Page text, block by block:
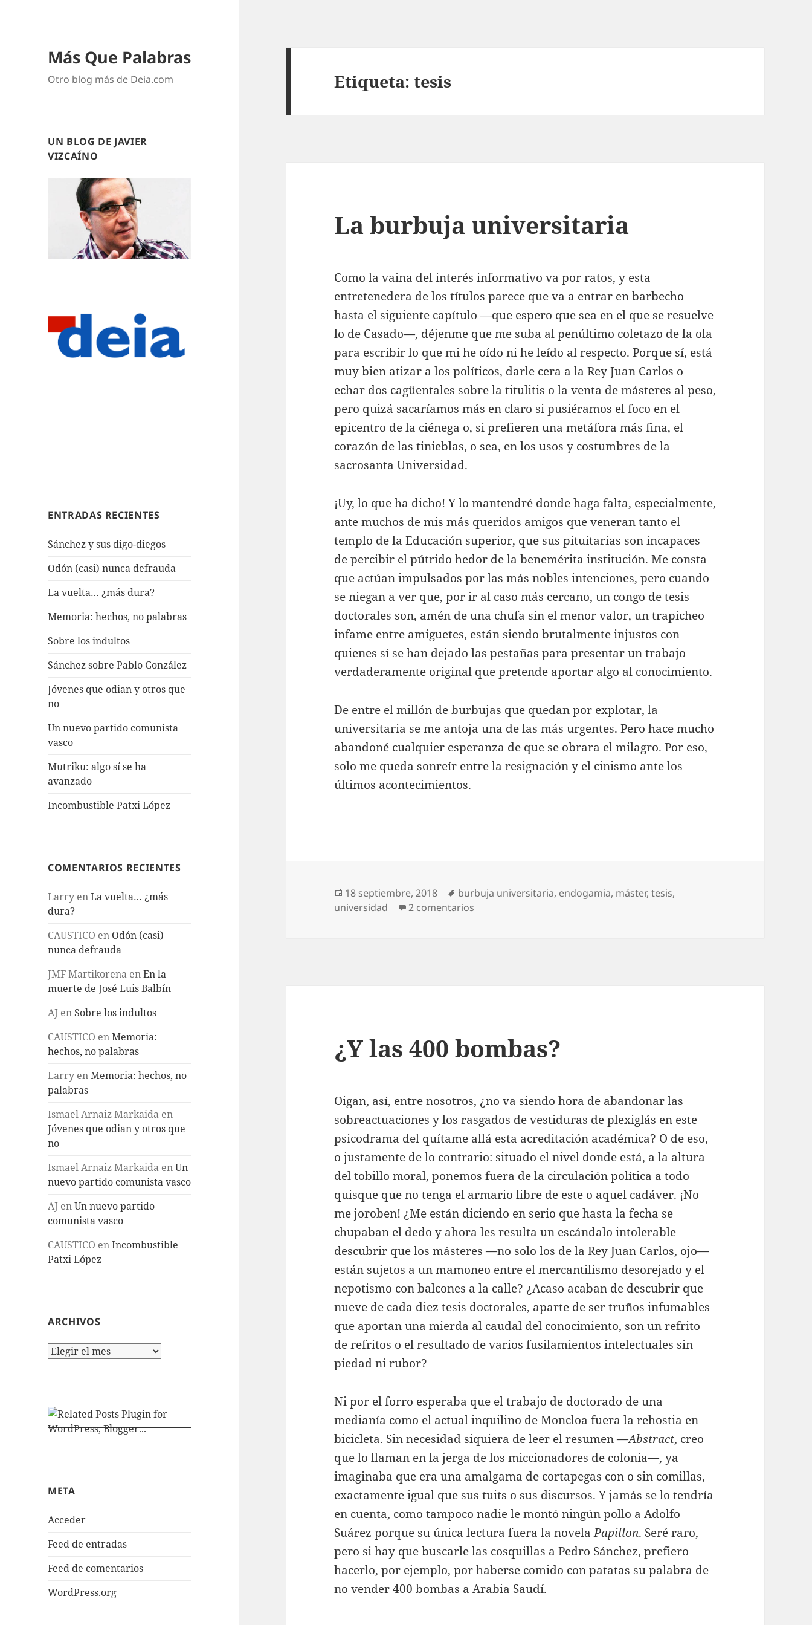
Más Que Palabras
Otro blog más de Deia.com
UN BLOG DE JAVIER
VIZCAÍNO
ENTRADAS RECIENTES
Sánchez y sus digo-diegos
Odón (casi) nunca defrauda
La vuelta… ¿más dura?
Memoria: hechos, no palabras
Sobre los indultos
Sánchez sobre Pablo González
Jóvenes que odian y otros que
no
Un nuevo partido comunista
vasco
Mutriku: algo sí se ha
avanzado
Incombustible Patxi López
COMENTARIOS RECIENTES
Larry enLa vuelta… ¿más
dura?
CAUSTICO en Odón (casi)
nunca defrauda
JMF Martikorena enEn la
muerte de José Luis Balbín
AJ en Sobre los indultos
CAUSTICO enMemoria:
hechos, no palabras
Larry enMemoria: hechos, no
palabras
Ismael Arnaiz Markaida en
Jóvenes que odian y otros que
no
Ismael Arnaiz Markaida enUn
nuevo partido comunista vasco
AJ enUn nuevo partido
comunista vasco
CAUSTICO enIncombustible
Patxi López
ARCHIVOS
Archivos
META
Acceder
Feed de entradas
Feed de comentarios
WordPress.org
Etiqueta:tesis
La burbuja universitaria
Como la vaina del interés informativo va por ratos, y esta
entretenedera de los títulos parece que va a entrar en barbecho
hasta el siguiente capítulo —que espero que sea en el que se resuelve
lo de Casado—, déjenme que me suba al penúltimo coletazo de la ola
para escribir lo que mi he oído ni he leído al respecto. Porque sí, está
muy bien atizar a los políticos, darle cera a la Rey Juan Carlos o
echar dos cagüentales sobre la titulitis o la venta de másteres al peso,
pero quizá sacaríamos más en claro si pusiéramos el foco en el
epicentro de la ciénega o, si prefieren una metáfora más fina, el
corazón de las tinieblas, o sea, en los usos y costumbres de la
sacrosanta Universidad.
¡Uy, lo que ha dicho! Y lo mantendré donde haga falta, especialmente,
ante muchos de mis más queridos amigos que veneran tanto el
templo de la Educación superior, que sus pituitarias son incapaces
de percibir el pútrido hedor de la benemérita institución. Me consta
que actúan impulsados por las más nobles intenciones, pero cuando
se niegan a ver que, por ir al caso más cercano, un congo de tesis
doctorales son, amén de una chufa sin el menor valor, un trapicheo
infame entre amiguetes, están siendo brutalmente injustos con
quienes sí se han dejado las pestañas para presentar un trabajo
verdaderamente original que pretende aportar algo al conocimiento.
De entre el millón de burbujas que quedan por explotar, la
universitaria se me antoja una de las más urgentes. Pero hace mucho
abandoné cualquier esperanza de que se obrara el milagro. Por eso,
solo me queda sonreír entre la resignación y el cinismo ante los
últimos acontecimientos.
Publicado
el
18 septiembre, 2018 Etiquetas
burbuja universitaria, endogamia, máster,tesis,
universidad
2 comentarios
¿Y las 400 bombas?
Oigan, así, entre nosotros, ¿no va siendo hora de abandonar las
sobreactuaciones y los rasgados de vestiduras de plexiglás en este
psicodrama del quítame allá esta acreditación académica? O de eso,
o justamente de lo contrario: situado el nivel donde está, a la altura
del tobillo moral, ponemos fuera de la circulación política a todo
quisque que no tenga el armario libre de este o aquel cadáver. ¡No
me joroben! ¿Me están diciendo en serio que hasta la fecha se
chupaban el dedo y ahora les resulta un escándalo intolerable
descubrir que los másteres —no solo los de la Rey Juan Carlos, ojo—
están sujetos a un mamoneo entre el mercantilismo desorejado y el
nepotismo con balcones a la calle? ¿Acaso acaban de descubrir que
nueve de cada diez tesis doctorales, aparte de ser truños infumables
que aportan una mierda al caudal del conocimiento, son un refrito
de refritos o el resultado de varios fusilamientos intelectuales sin
piedad ni rubor?
Ni por el forro esperaba que el trabajo de doctorado de una
medianía como el actual inquilino de Moncloa fuera la rehostia en
bicicleta. Sin necesidad siquiera de leer el resumen —Abstract, creo
que lo llaman en la jerga de los miccionadores de colonia—, ya
imaginaba que era una amalgama de cortapegas con o sin comillas,
exactamente igual que sus tuits o sus discursos. Y jamás se lo tendría
en cuenta, como tampoco nadie le montó ningún pollo a Adolfo
Suárez porque su única lectura fuera la novelaPapillon. Seré raro,
pero si hay que buscarle las cosquillas a Pedro Sánchez, prefiero
hacerlo, por ejemplo, por haberse comido con patatas su palabra de
no vender 400 bombas a Arabia Saudí.